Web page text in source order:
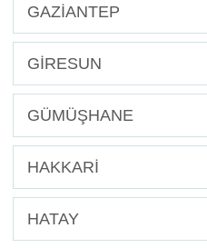
GAZİANTEP
GİRESUN
GÜMÜŞHANE
HAKKARİ
HATAY